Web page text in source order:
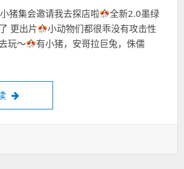
猪集会邀请我去探店啦
全新2.0墨绿
更出片
小动物们都很乖没有攻击性
玩～
有小猪，安哥拉巨兔，侏儒
福州首发Nice to meet U遇见萌宠小猪集会